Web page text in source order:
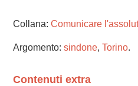
Collana: Comunicare
Argomento: sindone, Torino.
Contenuti extra